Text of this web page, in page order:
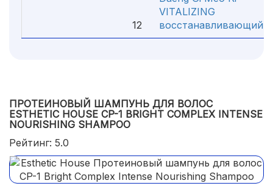
12
VITALIZING
восстанавливающий
ПРОТЕИНОВЫЙ ШАМПУНЬ ДЛЯ ВОЛОС
ESTHETIC HOUSE CP-1 BRIGHT COMPLEX INTENSE
NOURISHING SHAMPOO
Рейтинг: 5.0